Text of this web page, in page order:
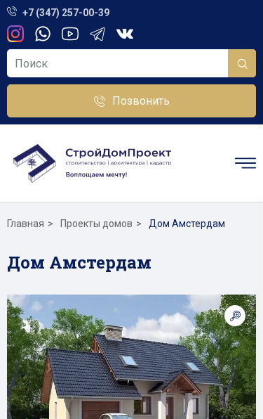
+7 (347) 257-00-39
Позвонить
Главная Проекты домов Дом Амстердам
Дом Амстердам